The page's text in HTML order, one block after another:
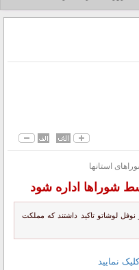
استانها
شوراها اداره شود
لوشاتو تاکید داشتند که مملکت